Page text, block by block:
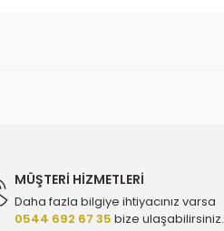
Y2321 - 13107851
MÜŞTERİ HİZMETLERİ
Daha fazla bilgiye ihtiyacınız varsa
0544 692 67 35 bize ulaşabilirsiniz.